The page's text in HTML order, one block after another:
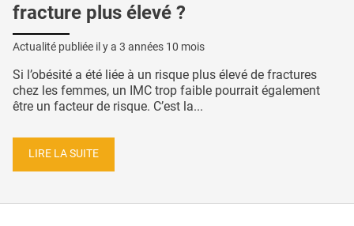
fracture plus élevé ?
Actualité publiée il y a 3 années 10 mois
Si l’obésité a été liée à un risque plus élevé de fractures
chez les femmes, un IMC trop faible pourrait également
être un facteur de risque. C’est la...
LIRE LA SUITE